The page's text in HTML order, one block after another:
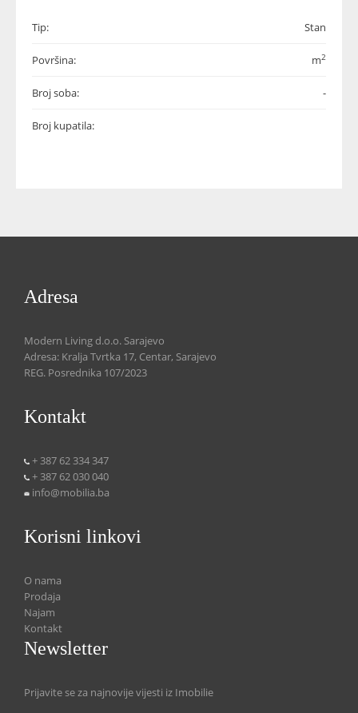
Tip: Stan
Površina: m2
Broj soba: -
Broj kupatila:
Adresa
Modern Living d.o.o. Sarajevo
Adresa: Kralja Tvrtka 17, Centar, Sarajevo
REG. Posrednika 107/2023
Kontakt
+ 387 62 334 347
+ 387 62 030 040
info@mobilia.ba
Korisni linkovi
O nama
Prodaja
Najam
Kontakt
Newsletter
Prijavite se za najnovije vijesti iz Imobilie